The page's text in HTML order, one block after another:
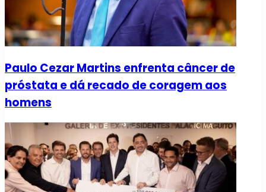
Paulo Cezar Martins enfrenta câncer de
próstata e dá recado de coragem aos
homens